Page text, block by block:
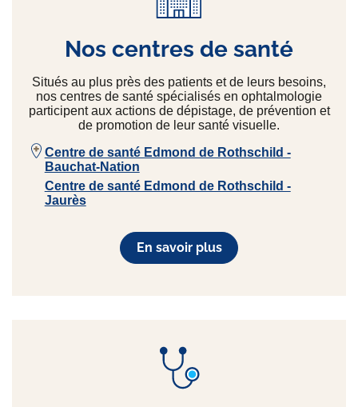
Nos centres de santé
Situés au plus près des patients et de leurs besoins,
nos centres de santé spécialisés en ophtalmologie
participent aux actions de dépistage, de prévention et
de promotion de leur santé visuelle.
Centre de santé Edmond de Rothschild -
Bauchat-Nation
Centre de santé Edmond de Rothschild -
Jaurès
En savoir plus